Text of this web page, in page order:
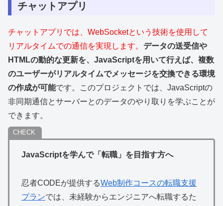
チャットアプリ
チャットアプリでは、WebSocketという技術を使用して
リアルタイムでの通信を実現します。 データの送受信や
HTMLの動的な更新を、JavaScriptを用いて行えば、複数
のユーザーがリアルタイムでメッセージを交換できる環境
の作成が可能です。このプロジェクトでは、JavaScriptの
非同期通信とサーバーとのデータのやり取りを学ぶことが
できます。
JavaScriptを学んで「転職」を目指す方へ
忍者CODEが提供するWeb制作コースの転職支援
プランでは、未経験からエンジニアへ転職するた